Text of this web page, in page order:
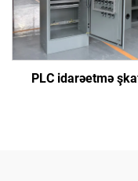
PLC idarəetmə